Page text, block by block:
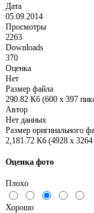
Дата
05.09.2014
Просмотры
2263
Downloads
370
Оценка
Нет
Размер файла
290.82 Кб (600 x 397
Автор
Нет данных
Размер оригинального
2,181.72 Кб (4928 x 3264
Оценка фото
Плохо
Хорошо